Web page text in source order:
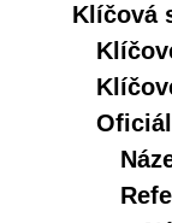
Klíčová